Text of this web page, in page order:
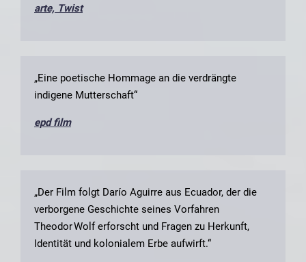
arte, Twist
„Eine poetische Hommage an die verdrängte
indigene Mutterschaft“
epd film
„Der Film folgt Darío Aguirre aus Ecuador, der die
verborgene Geschichte seines Vorfahren
Theodor Wolf erforscht und Fragen zu Herkunft,
Identität und kolonialem Erbe aufwirft.“